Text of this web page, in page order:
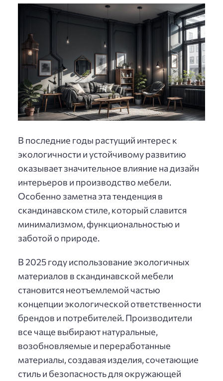
В последние годы растущий интерес к
экологичности и устойчивому развитию
оказывает значительное влияние на дизайн
интерьеров и производство мебели.
Особенно заметна эта тенденция в
скандинавском стиле, который славится
минимализмом, функциональностью и
заботой о природе.
В 2025 году использование экологичных
материалов в скандинавской мебели
становится неотъемлемой частью
концепции экологической ответственности
брендов и потребителей. Производители
все чаще выбирают натуральные,
возобновляемые и переработанные
материалы, создавая изделия, сочетающие
стиль и безопасность для окружающей